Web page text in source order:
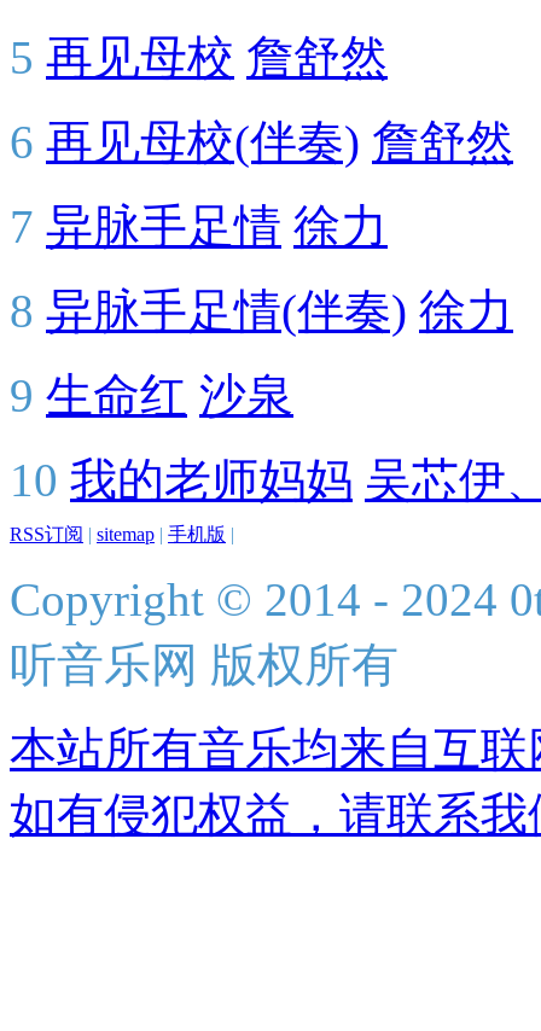
5 再见母校 詹舒然
6 再见母校(伴奏) 詹舒然
7 异脉手足情 徐力
8 异脉手足情(伴奏) 徐力
9 生命红 沙泉
10 我的老师妈妈 吴芯伊
RSS订阅 | sitemap | 手机版 |
Copyright © 2014 - 2024
听音乐网 版权所有
本站所有音乐均来自互
如有侵犯权益，请联系